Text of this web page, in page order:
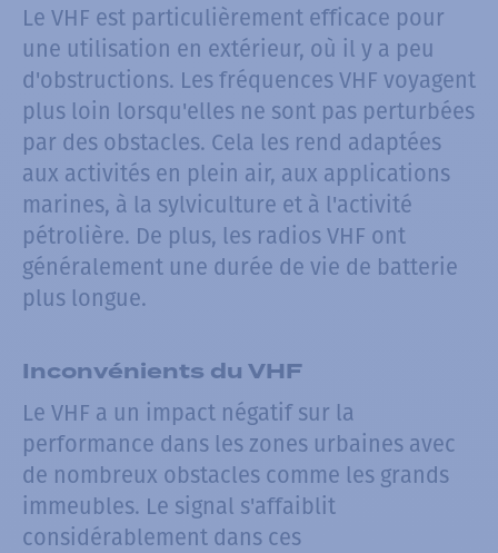
Le VHF est particulièrement efficace pour
une utilisation en extérieur, où il y a peu
d'obstructions. Les fréquences VHF voyagent
plus loin lorsqu'elles ne sont pas perturbées
par des obstacles. Cela les rend adaptées
aux activités en plein air, aux applications
marines, à la sylviculture et à l'activité
pétrolière. De plus, les radios VHF ont
généralement une durée de vie de batterie
plus longue.
Inconvénients du VHF
Le VHF a un impact négatif sur la
performance dans les zones urbaines avec
de nombreux obstacles comme les grands
immeubles. Le signal s'affaiblit
considérablement dans ces